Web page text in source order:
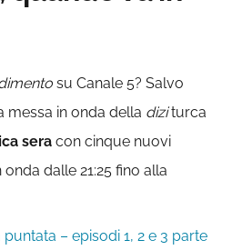
su Canale 5? Salvo
messa in onda della diziturca
sera con cinque nuovi
dalle 21:25 fino alla
puntata – episodi 1, 2 e 3 parte